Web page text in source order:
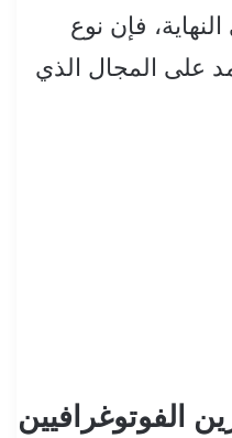
فإن نوع
على المجال الذي
الفوتوغرافيين